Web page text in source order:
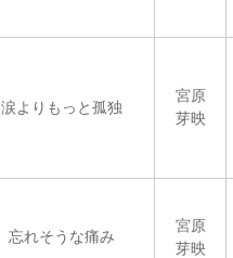
涙よりもっと孤独
宮原
芽映
忘れそうな痛み
宮原
芽映